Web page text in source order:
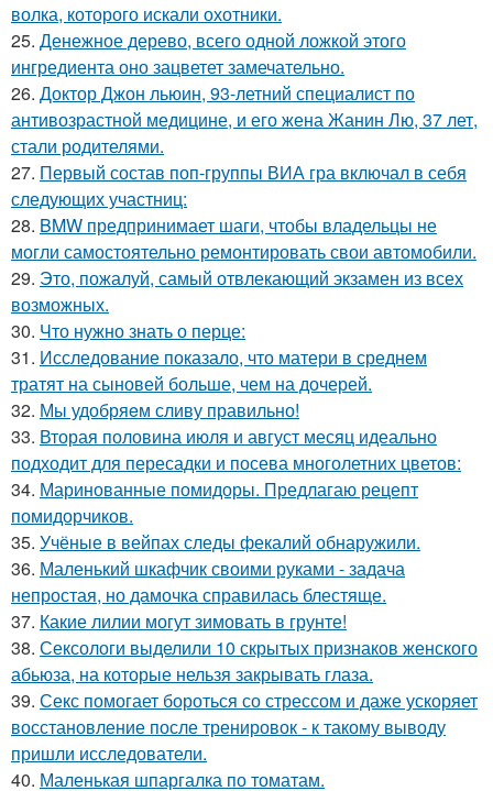
волка, которого искали охотники.
25. Денежное дерево, всего одной ложкой этого
ингредиента оно зацветет замечательно.
26. Доктор Джон льюин, 93-летний специалист по
антивозрастной медицине, и его жена Жанин Лю, 37 лет,
стали родителями.
27. Первый состав поп-группы ВИА гра включал в себя
следующих участниц:
28. BMW предпринимает шаги, чтобы владельцы не
могли самостоятельно ремонтировать свои автомобили.
29. Это, пожалуй, самый отвлекающий экзамен из всех
возможных.
30. Что нужно знать о перце:
31. Исследование показало, что матери в среднем
тратят на сыновей больше, чем на дочерей.
32. Мы удобряeм сливу правильно!
33. Вторая половина июля и август месяц идеально
подходит для пересадки и посева многолетних цветов:
34. Маринованные помидоры. Предлагаю рецепт
помидорчиков.
35. Учёные в вейпах следы фекалий обнаружили.
36. Маленький шкафчик своими руками - задача
непростая, но дамочка справилась блестяще.
37. Какие лилии могут зимовать в грунте!
38. Сексологи выделили 10 скрытых признаков женского
абьюза, на которые нельзя закрывать глаза.
39. Секс помогает бороться со стрессом и даже ускоряет
восстановление после тренировок - к такому выводу
пришли исследователи.
40. Маленькая шпаргалка по томатам.